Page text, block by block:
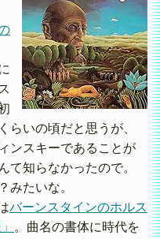
らいの頃だと思うが、
ンスキーであることが
て知らなかったので。
みたいな。
バーンスタインのホルス
。曲名の書体に時代を